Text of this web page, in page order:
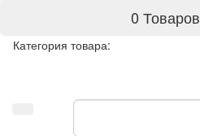
0 Товаров
Категория товара: